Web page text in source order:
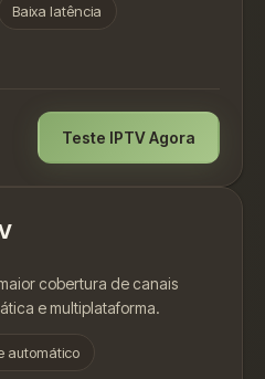
Baixa latência
Teste IPTV Agora
cobertura de canais
e multiplataforma.
automático